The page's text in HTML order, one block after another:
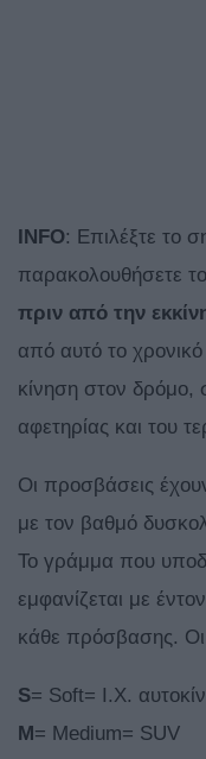
INFO: Επιλέξτε το
παρακολουθήσετε
πριν από την
από αυτό το
κίνηση στον δρόμο,
αφετηρίας και του
Οι προσβάσεις
με τον βαθμό
Το γράμμα που
εμφανίζεται με
κάθε πρόσβασης. Οι
S= Soft= Ι.Χ.
Μ= Medium= SUV